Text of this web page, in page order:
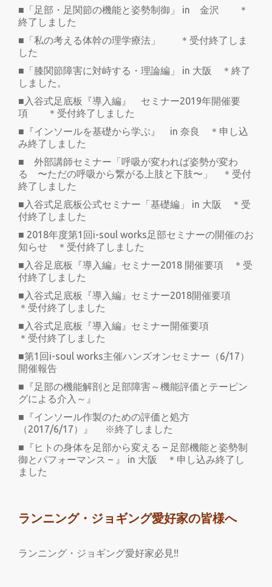
■「足部・足関節の機能と姿勢制御」 in 金沢 ＊
終了しました
■「私の考える体幹の理学療法」 ＊受付終了しま
した
■「膝関節障害に対峙する・理論編」 in 大阪 ＊終了
しました。
■入谷式足底板『導入編』 セミナー2019年開催要
項 ＊受付終了しました
■『インソールを基礎から学ぶ』 in 奈良 ＊申し込
み終了しました
■ 外部講師セミナー「呼吸が変われば姿勢が変わ
る 〜ただの呼吸から繋がる上肢と下肢〜」 ＊受付
終了しました
■入谷式足底板公式セミナー「基礎編」 in 大阪 ＊受
付終了しました
■ 2018年度第1回i-soul works足部セミナーの開催のお
知らせ ＊受付終了しました
■入谷足底板『導入編』セミナー2018 開催要項 ＊受
付終了しました
■入谷式足底板『導入編』セミナー2018開催要項
＊受付終了しました
■入谷式足底板『導入編』セミナー開催要項
＊受付終了しました
■第1回i-soul works主催ハンズオンセミナー（6/17）
開催報告
■『足部の機能解剖と足部障害～機能評価とテーピン
グによる介入～』
■『インソール作製のための評価と処方
（2017/6/17）』 ※終了しました
■『ヒトの身体を足部から変える – 足部機能と姿勢制
御とパフォーマンス – 』 in 大阪 ＊申し込み終了し
ました
ランニング・ジョギング愛好家の皆様へ
ランニング・ジョギング愛好家必見!!